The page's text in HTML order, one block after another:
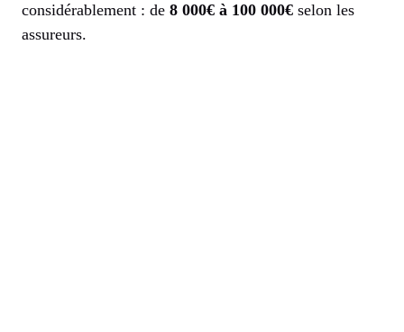
considérablement : de 8 000€ à 100 000€ selon les
assureurs.